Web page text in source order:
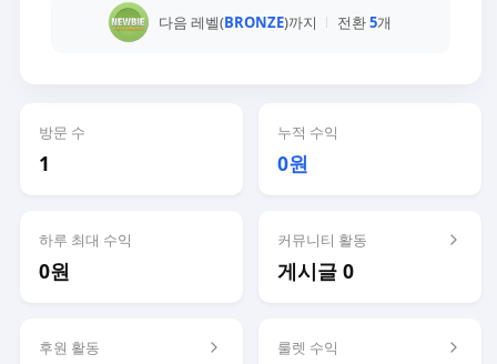
다음 레벨(BRONZE)까지 전환5개
방문 수
1
누적 수익
0원
하루 최대 수익
0원
커뮤니티 활동
게시글 0
후원 활동 룰렛 수익